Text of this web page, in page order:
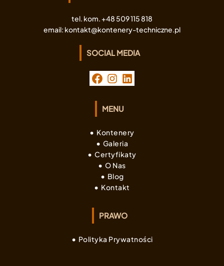
tel. kom. +48 509 115 818
email: kontakt@kontenery-techniczne.pl
SOCIAL MEDIA
FACEBOOK
INSTAGRAM
LINKEDIN
MENU
Kontenery
Galeria
Certyfikaty
O Nas
Blog
Kontakt
PRAWO
Polityka Prywatności